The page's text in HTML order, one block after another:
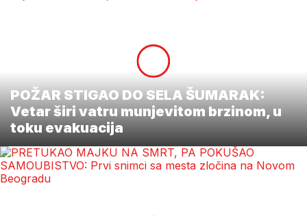
POŽAR STIGAO DO SELA ŠUMARAK:
Vetar širi vatru munjevitom brzinom, u
toku evakuacija